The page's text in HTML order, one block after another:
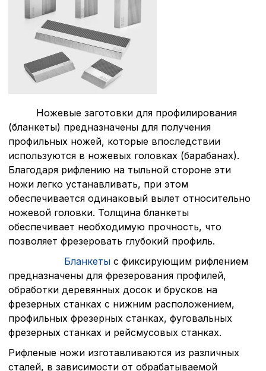
Ножевые заготовки для профилирования
(бланкеты) предназначены для получения
профильных ножей, которые впоследствии
используются в ножевых головках (барабанах).
Благодаря рифлению на тыльной стороне эти
ножи легко устанавливать, при этом
обеспечивается одинаковый вылет относительно
ножевой головки. Толщина бланкеты
обеспечивает необходимую прочность, что
позволяет фрезеровать глубокий профиль.
Бланкеты с фиксирующим рифлением
предназначены для фрезерования профилей,
обработки деревянных досок и брусков на
фрезерных станках с нижним расположением,
профильных фрезерных станках, фуговальных
фрезерных станках и рейсмусовых станках.
Рифленые ножи изготавливаются из различных
сталей, в зависимости от обрабатываемой